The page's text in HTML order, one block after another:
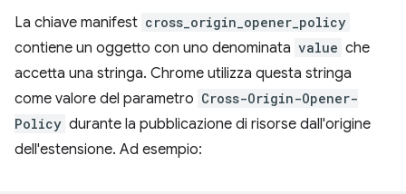
La chiave manifest cross_origin_opener_policy
contiene un oggetto con uno denominata value che
accetta una stringa. Chrome utilizza questa stringa
come valore del parametro Cross-Origin-Opener-
Policy durante la pubblicazione di risorse dall'origine
dell'estensione. Ad esempio: